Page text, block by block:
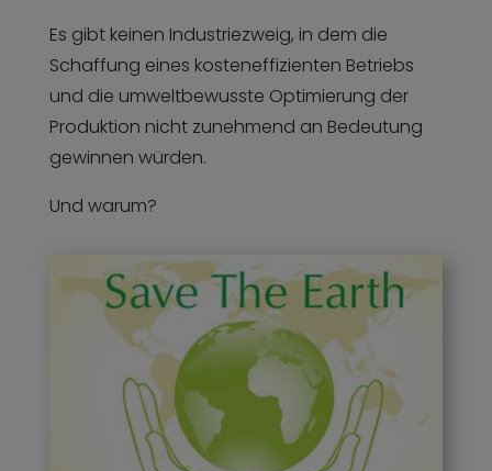
Es gibt keinen Industriezweig, in dem die
Schaffung eines kosteneffizienten Betriebs
und die umweltbewusste Optimierung der
Produktion nicht zunehmend an Bedeutung
gewinnen würden.
Und warum?